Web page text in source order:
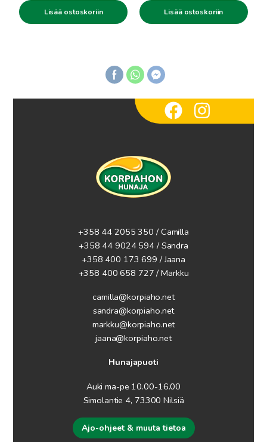
Lisää ostoskoriin Lisää ostoskoriin
+358 44 2055 350 / Camilla
+358 44 9024 594 / Sandra
+358 400 173 699 / Jaana
+358 400 658 727 / Markku
camilla@korpiaho.net
sandra@korpiaho.net
markku@korpiaho.net
jaana@korpiaho.net
Hunajapuoti
Auki ma-pe 10.00-16.00
Simolantie 4, 73300 Nilsiä
Ajo-ohjeet & muuta tietoa